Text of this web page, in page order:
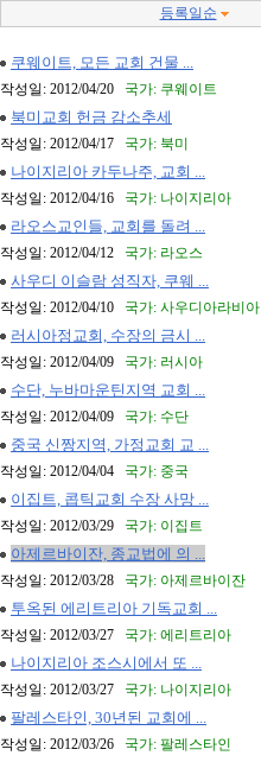
등록일순
쿠웨이트, 모든 교회 건물 ...
작성일: 2012/04/20 국가: 쿠웨이트
북미교회 헌금 감소추세
작성일: 2012/04/17 국가: 북미
나이지리아 카두나주, 교회 ...
작성일: 2012/04/16 국가: 나이지리아
라오스교인들, 교회를 돌려 ...
작성일: 2012/04/12 국가: 라오스
사우디 이슬람 성직자, 쿠웨 ...
작성일: 2012/04/10 국가: 사우디아라비아
러시아정교회, 수장의 금시 ...
작성일: 2012/04/09 국가: 러시아
수단, 누바마운틴지역 교회 ...
작성일: 2012/04/09 국가: 수단
중국 신짱지역, 가정교회 교 ...
작성일: 2012/04/04 국가: 중국
이집트, 콥틱교회 수장 사망 ...
작성일: 2012/03/29 국가: 이집트
아제르바이잔, 종교법에 의 ...
작성일: 2012/03/28 국가: 아제르바이잔
투옥된 에리트리아 기독교회 ...
작성일: 2012/03/27 국가: 에리트리아
나이지리아 조스시에서 또 ...
작성일: 2012/03/27 국가: 나이지리아
팔레스타인, 30년된 교회에 ...
작성일: 2012/03/26 국가: 팔레스타인